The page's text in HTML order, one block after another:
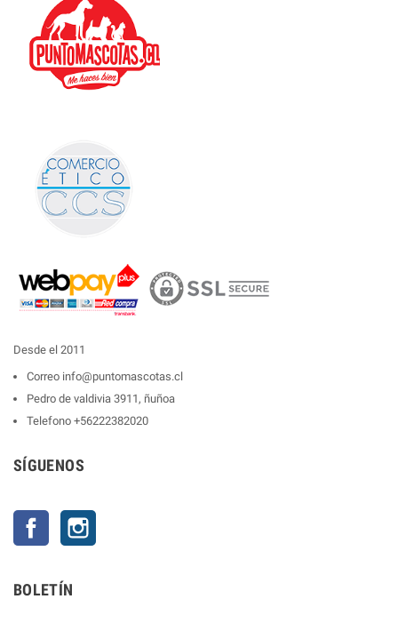
Desde el 2011
Correo info@puntomascotas.cl
Pedro de valdivia 3911, ñuñoa
Telefono +56222382020
SÍGUENOS
Facebook
BOLETÍN